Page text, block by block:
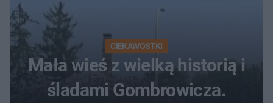
CIEKAWOSTKI
Mała wieś z wielką historią i
śladami Gombrowicza.